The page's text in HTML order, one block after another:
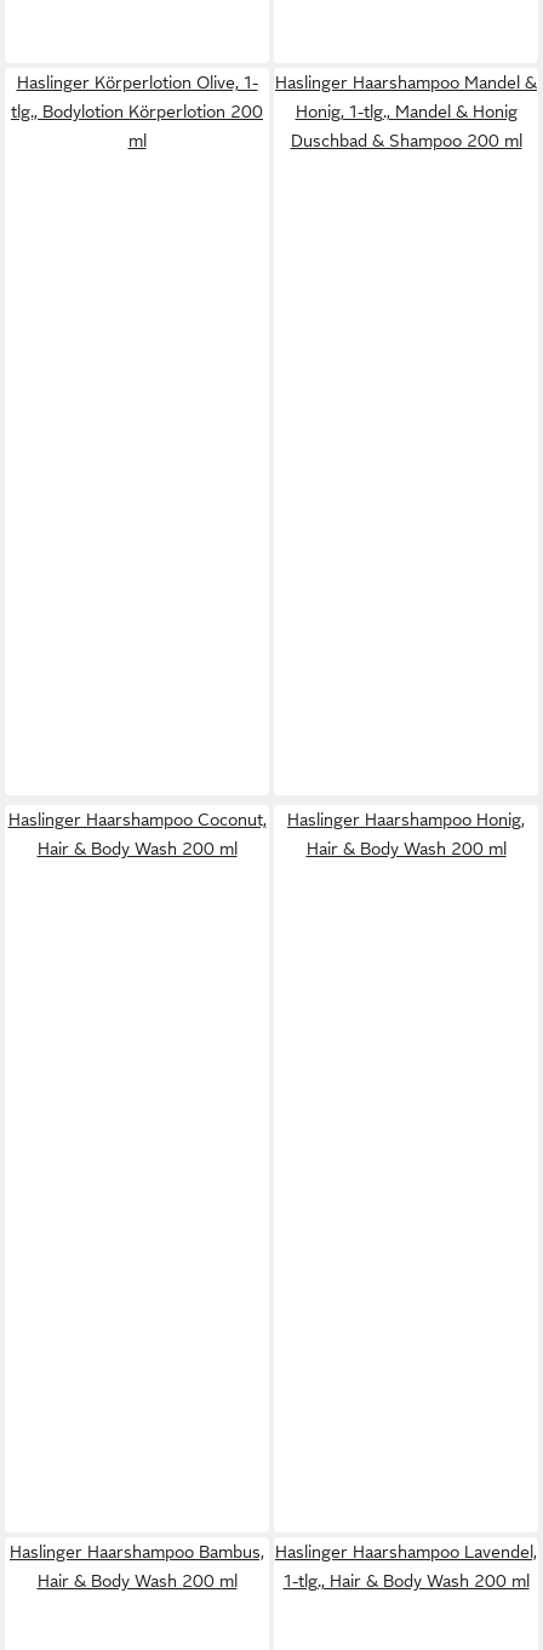
Haslinger Körperlotion Olive, 1-
tlg., Bodylotion Körperlotion 200
ml
Haslinger Haarshampoo Mandel &
Honig, 1-tlg., Mandel & Honig
Duschbad & Shampoo 200 ml
Haslinger Haarshampoo Coconut,
Hair & Body Wash 200 ml
Haslinger Haarshampoo Honig,
Hair & Body Wash 200 ml
Haslinger Haarshampoo Bambus,
Hair & Body Wash 200 ml
Haslinger Haarshampoo Lavendel,
1-tlg., Hair & Body Wash 200 ml